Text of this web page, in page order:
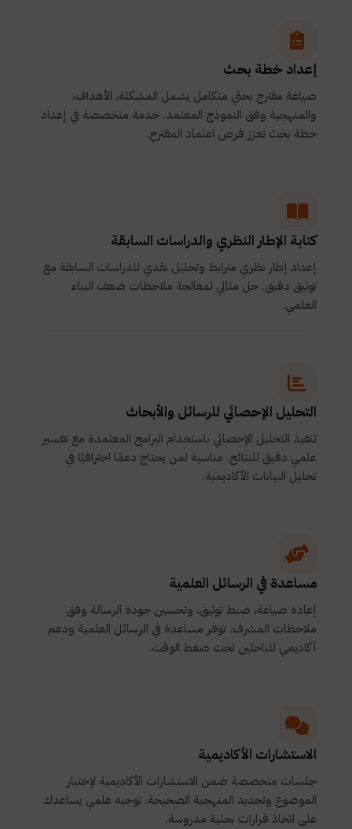
إعداد خطة بحث
صياغة مقترح بحثي متكامل يشمل المشكلة، الأهداف،
والمنهجية وفق النموذج المعتمد. خدمة متخصصة في إعداد
خطة بحث تعزز فرص اعتماد المقترح.
كتابة الإطار النظري والدراسات السابقة
إعداد إطار نظري مترابط وتحليل نقدي للدراسات السابقة مع
توثيق دقيق. حل مثالي لمعالجة ملاحظات ضعف البناء
العلمي.
التحليل الإحصائي للرسائل والأبحاث
تنفيذ التحليل الإحصائي باستخدام البرامج المعتمدة مع تفسير
علمي دقيق للنتائج. مناسبة لمن يحتاج دعمًا احترافيًا في
تحليل البيانات الأكاديمية.
مساعدة في الرسائل العلمية
إعادة صياغة، ضبط توثيق، وتحسين جودة الرسالة وفق
ملاحظات المشرف. توفر مساعدة في الرسائل العلمية ودعم
أكاديمي للباحثين تحت ضغط الوقت.
الاستشارات الأكاديمية
جلسات متخصصة ضمن الاستشارات الأكاديمية لإختيار
الموضوع وتحديد المنهجية الصحيحة. توجيه علمي يساعدك
على اتخاذ قرارات بحثية مدروسة.